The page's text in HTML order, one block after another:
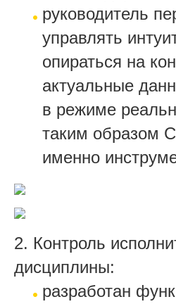
руководитель
управлять
опираться на
актуальные
в режиме
таким образом
именно
2. Контроль
дисциплины:
разработан